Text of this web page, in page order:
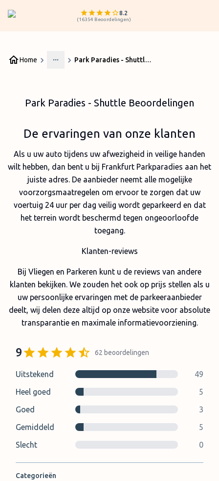
8.2
(16354 Beoordelingen)
Home
More
Park Paradies - Shuttle Beoordelingen
Park Paradies - Shuttle Beoordelingen
De ervaringen van onze klanten
Als u uw auto tijdens uw afwezigheid in veilige handen
wilt hebben, dan bent u bij Frankfurt Parkparadies aan het
juiste adres. De aanbieder neemt alle mogelijke
voorzorgsmaatregelen om ervoor te zorgen dat uw
voertuig 24 uur per dag veilig wordt geparkeerd en dat
het terrein wordt beschermd tegen ongeoorloofde
toegang.
Klanten-reviews
Bij Vliegen en Parkeren kunt u de reviews van andere
klanten bekijken. We zouden het ook op prijs stellen als u
uw persoonlijke ervaringen met de parkeeraanbieder
deelt, wij delen deze altijd op onze website voor absolute
transparantie en maximale informatievoorziening.
9 62 beoordelingen
Uitstekend
49
Heel goed
5
Goed
3
Gemiddeld
5
Slecht
0
Categorieën